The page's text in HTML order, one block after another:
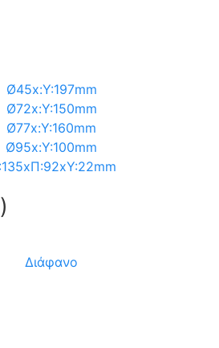
Ø45x:Υ:197mm
Ø72x:Υ:150mm
Ø77x:Υ:160mm
Ø95x:Υ:100mm
Διάφανο